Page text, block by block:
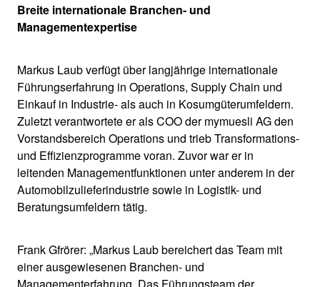
Breite internationale Branchen- und
Managementexpertise
Markus Laub verfügt über langjährige internationale
Führungserfahrung in Operations, Supply Chain und
Einkauf in Industrie- als auch in Kosumgüterumfeldern.
Zuletzt verantwortete er als COO der mymuesli AG den
Vorstandsbereich Operations und trieb Transformations-
und Effizienzprogramme voran. Zuvor war er in
leitenden Managementfunktionen unter anderem in der
Automobilzulieferindustrie sowie in Logistik- und
Beratungsumfeldern tätig.
Frank Gfrörer: „Markus Laub bereichert das Team mit
einer ausgewiesenen Branchen- und
Managementerfahrung. Das Führungsteam der